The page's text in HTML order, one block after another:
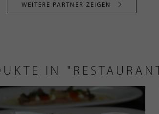
WEITERE PARTNER ZEIGEN
IN